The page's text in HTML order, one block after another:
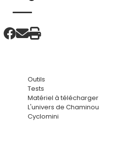
Outils
Tests
Matériel à télécharger
L'univers de Chaminou
Cyclomini